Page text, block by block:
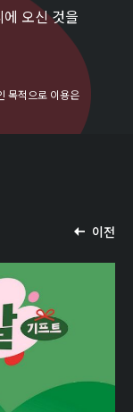
오신 것을
목적으로 이용은
이전